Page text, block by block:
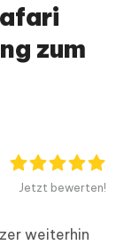
zum
Jetzt bewerten!
weiterhin